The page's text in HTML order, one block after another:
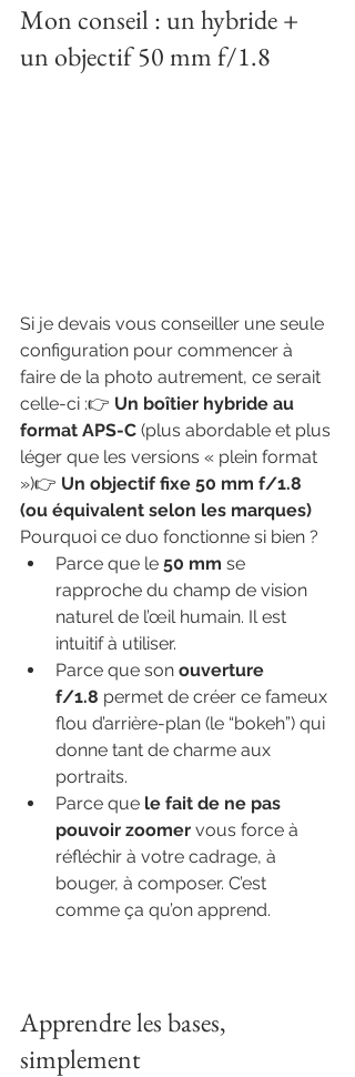
Mon conseil : un hybride +
un objectif 50 mm f/1.8
Si je devais vous conseiller une seule
configuration pour commencer à
faire de la photo autrement, ce serait
celle-ci :👉 Un boîtier hybride au
format APS-C (plus abordable et plus
léger que les versions « plein format
»)👉 Un objectif fixe 50 mm f/1.8
(ou équivalent selon les marques)
Pourquoi ce duo fonctionne si bien ?
Parce que le 50 mm se
rapproche du champ de vision
naturel de l’œil humain. Il est
intuitif à utiliser.
Parce que son ouverture
f/1.8 permet de créer ce fameux
flou d’arrière-plan (le “bokeh”) qui
donne tant de charme aux
portraits.
Parce que le fait de ne pas
pouvoir zoomer vous force à
réfléchir à votre cadrage, à
bouger, à composer. C’est
comme ça qu’on apprend.
Apprendre les bases,
simplement